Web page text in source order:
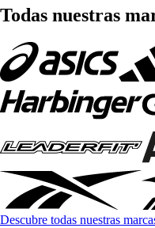
Todas nuestras
Descubre todas nuestras